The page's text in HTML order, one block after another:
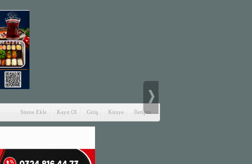
Sitene Ekle Kayıt Ol Giriş Künye İletişim